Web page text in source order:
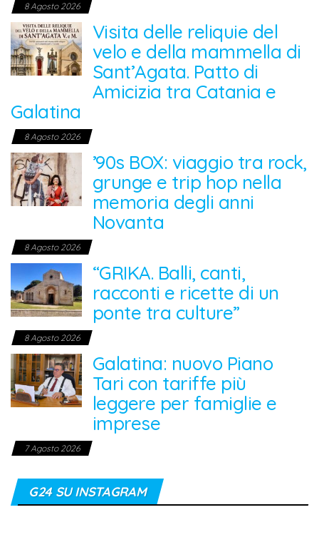
8 Agosto 2026
Visita delle reliquie del
velo e della mammella di
Sant’Agata. Patto di
Amicizia tra Catania e
Galatina
8 Agosto 2026
’90s BOX: viaggio tra rock,
grunge e trip hop nella
memoria degli anni
Novanta
8 Agosto 2026
“GRIKA. Balli, canti,
racconti e ricette di un
ponte tra culture”
8 Agosto 2026
Galatina: nuovo Piano
Tari con tariffe più
leggere per famiglie e
imprese
7 Agosto 2026
G24 SU INSTAGRAM